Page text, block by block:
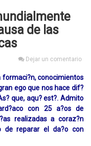
de las
Dejar un comentario
formaci?n, conocimientos
ego que nos hace dif?
que, aqu? est?. Admito
con 25 a?os de
realizadas a coraz?n
de reparar el da?o con